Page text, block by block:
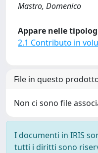
Mastro, Domenico
Appare nelle
2.1 Contributo in
File in questo
Non ci sono file
I documenti in IRIS
tutti i diritti sono